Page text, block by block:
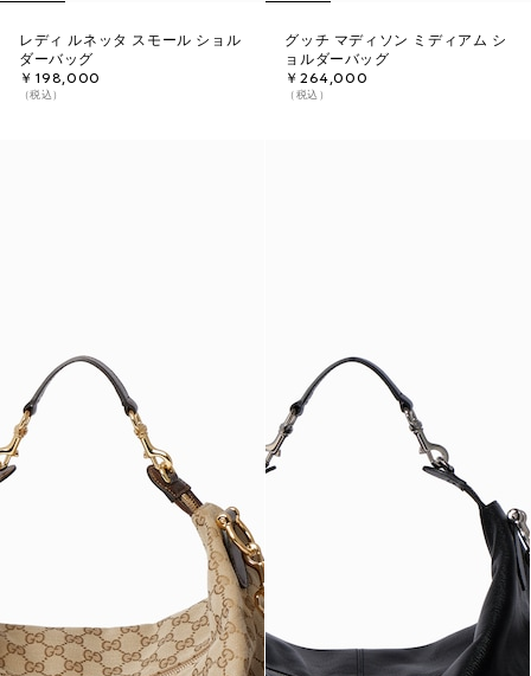
レディ ルネッタ スモール ショル
ダーバッグ
￥198,000
（税込）
グッチ マディソン ミディアム シ
ョルダーバッグ
￥264,000
（税込）